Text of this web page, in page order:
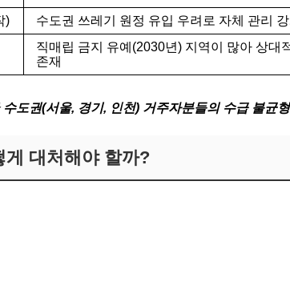
)
수도권 쓰레기 원정 유입 우려로 자체 관리
직매립 금지 유예(2030년) 지역이 많아 상대
존재
수도권(서울, 경기, 인천) 거주자분들의 수급 불균
게 대처해야 할까?